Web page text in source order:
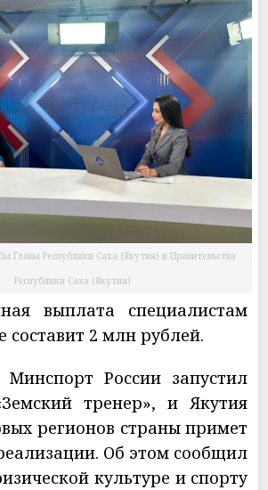
Главы Республики Саха (Якутия) и Правительства
Республики Саха (Якутия)
выплата специалистам
составит 2 млн рублей.
России запустил
тренер», и Якутия
регионов страны примет
Об этом сообщил
культуре и спорту